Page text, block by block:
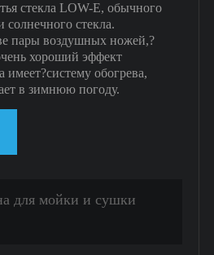
стекла LOW-E, обычного
солнечного стекла.
пары воздушных ножей,?
хороший эффект
обогрева,
в зимнюю погоду.
для мойки и сушки